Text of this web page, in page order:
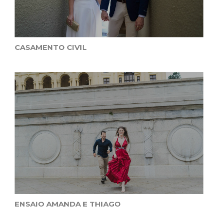
CASAMENTO CIVIL
ENSAIO AMANDA E THIAGO